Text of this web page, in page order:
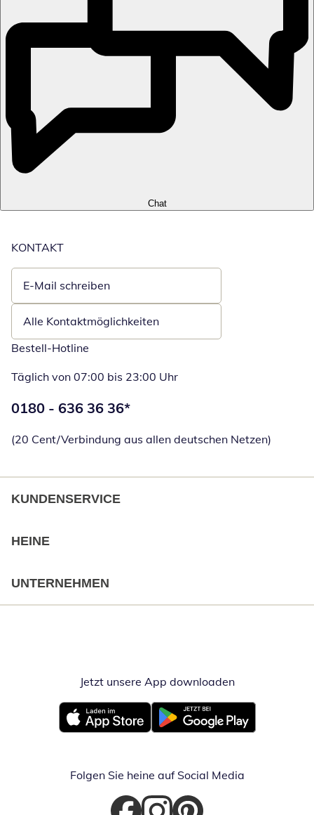
Chat
KONTAKT
E-Mail schreiben
Öffnet E-Mail-Client
Alle Kontaktmöglichkeiten
Bestell-Hotline
Täglich von 07:00 bis 23:00 Uhr
Telefonnummer:
0180 - 636 36 36*
(20 Cent/Verbindung aus allen deutschen Netzen)
KUNDENSERVICE
HEINE
UNTERNEHMEN
Jetzt unsere App downloadenÖffnet in
Öffnet in neuem FensterÖffnet in neuem Fenster
Folgen Sie heine auf Social Media